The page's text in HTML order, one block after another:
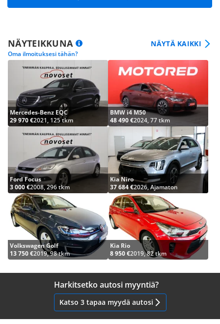
NÄYTEIKKUNA
Oma ilmoituksesi tähän?
NÄYTÄ KAIKKI
Mercedes-Benz EQC
29 970 €2021, 125 tkm
BMW i4 M50
48 490 €2024, 77 tkm
Ford Focus
3 000 €2008, 296 tkm
Kia Niro
37 684 €2026, Ajamaton
Volkswagen Golf
13 750 €2019, 98 tkm
Kia Rio
8 950 €2019, 82 tkm
Harkitsetko autosi myyntiä?
Katso 3 tapaa myydä autosi